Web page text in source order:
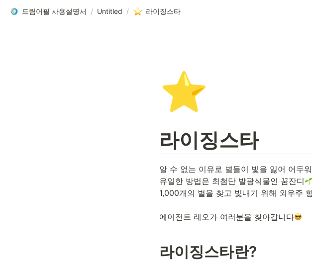
드림어필 사용설명서 / Untitled / 라이징스타
⭐
라이징스타
알 수 없는 이유로 별들이 빛을 잃어 어두
유일한 방법은 최첨단 발광식물인 꿈잔디
1,000개의 별을 찾고 빛내기 위해 외우주
에이전트 레오가 여러분을 찾아갑니다
라이징스타란?